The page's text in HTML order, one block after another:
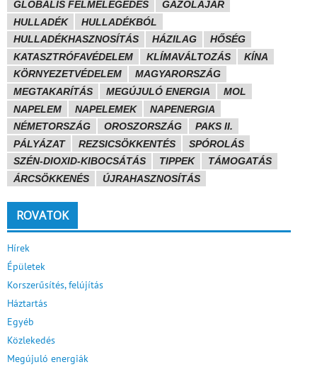
GLOBÁLIS FELMELEGEDÉS
GÁZOLAJÁR
HULLADÉK
HULLADÉKBÓL
HULLADÉKHASZNOSÍTÁS
HÁZILAG
HŐSÉG
KATASZTRÓFAVÉDELEM
KLÍMAVÁLTOZÁS
KÍNA
KÖRNYEZETVÉDELEM
MAGYARORSZÁG
MEGTAKARÍTÁS
MEGÚJULÓ ENERGIA
MOL
NAPELEM
NAPELEMEK
NAPENERGIA
NÉMETORSZÁG
OROSZORSZÁG
PAKS II.
PÁLYÁZAT
REZSICSÖKKENTÉS
SPÓROLÁS
SZÉN-DIOXID-KIBOCSÁTÁS
TIPPEK
TÁMOGATÁS
ÁRCSÖKKENÉS
ÚJRAHASZNOSÍTÁS
ROVATOK
Hírek
Épületek
Korszerűsítés, felújítás
Háztartás
Egyéb
Közlekedés
Megújuló energiák